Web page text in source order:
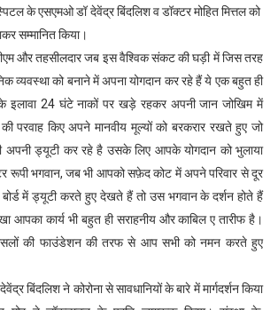
के एसएमओ डॉ देवेंद्र बिंदलिश व डॉक्टर मोहित मित्तल को
सम्मानित किया।
और तहसीलदार जब इस वैश्विक संकट की घड़ी में जिस तरह
व्यवस्था को बनाने में अपना योगदान कर रहे हैं ये एक बहुत ही
इलावा 24 घंटे नाकों पर खड़े रहकर अपनी जान जोखिम में
परवाह किए अपने मानवीय मूल्यों को बरकरार रखते हुए जो
अपनी ड्यूटी कर रहे है उसके लिए आपके योगदान को भुलाया
रूपी भगवान, जब भी आपको सफ़ेद कोट में अपने परिवार से दूर
में ड्यूटी करते हुए देखते हैं तो उस भगवान के दर्शन होते हैं
कार्य भी बहुत ही सराहनीय और काबिल ए तारीफ है।
की फाउंडेशन की तरफ से आप सभी को नमन करते हुए
बिंदलिश ने कोरोना से सावधानियों के बारे में मार्गदर्शन किया